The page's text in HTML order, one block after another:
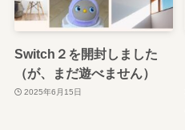
Switch２を開封しました
（が、まだ遊べません）
2025年6月15日